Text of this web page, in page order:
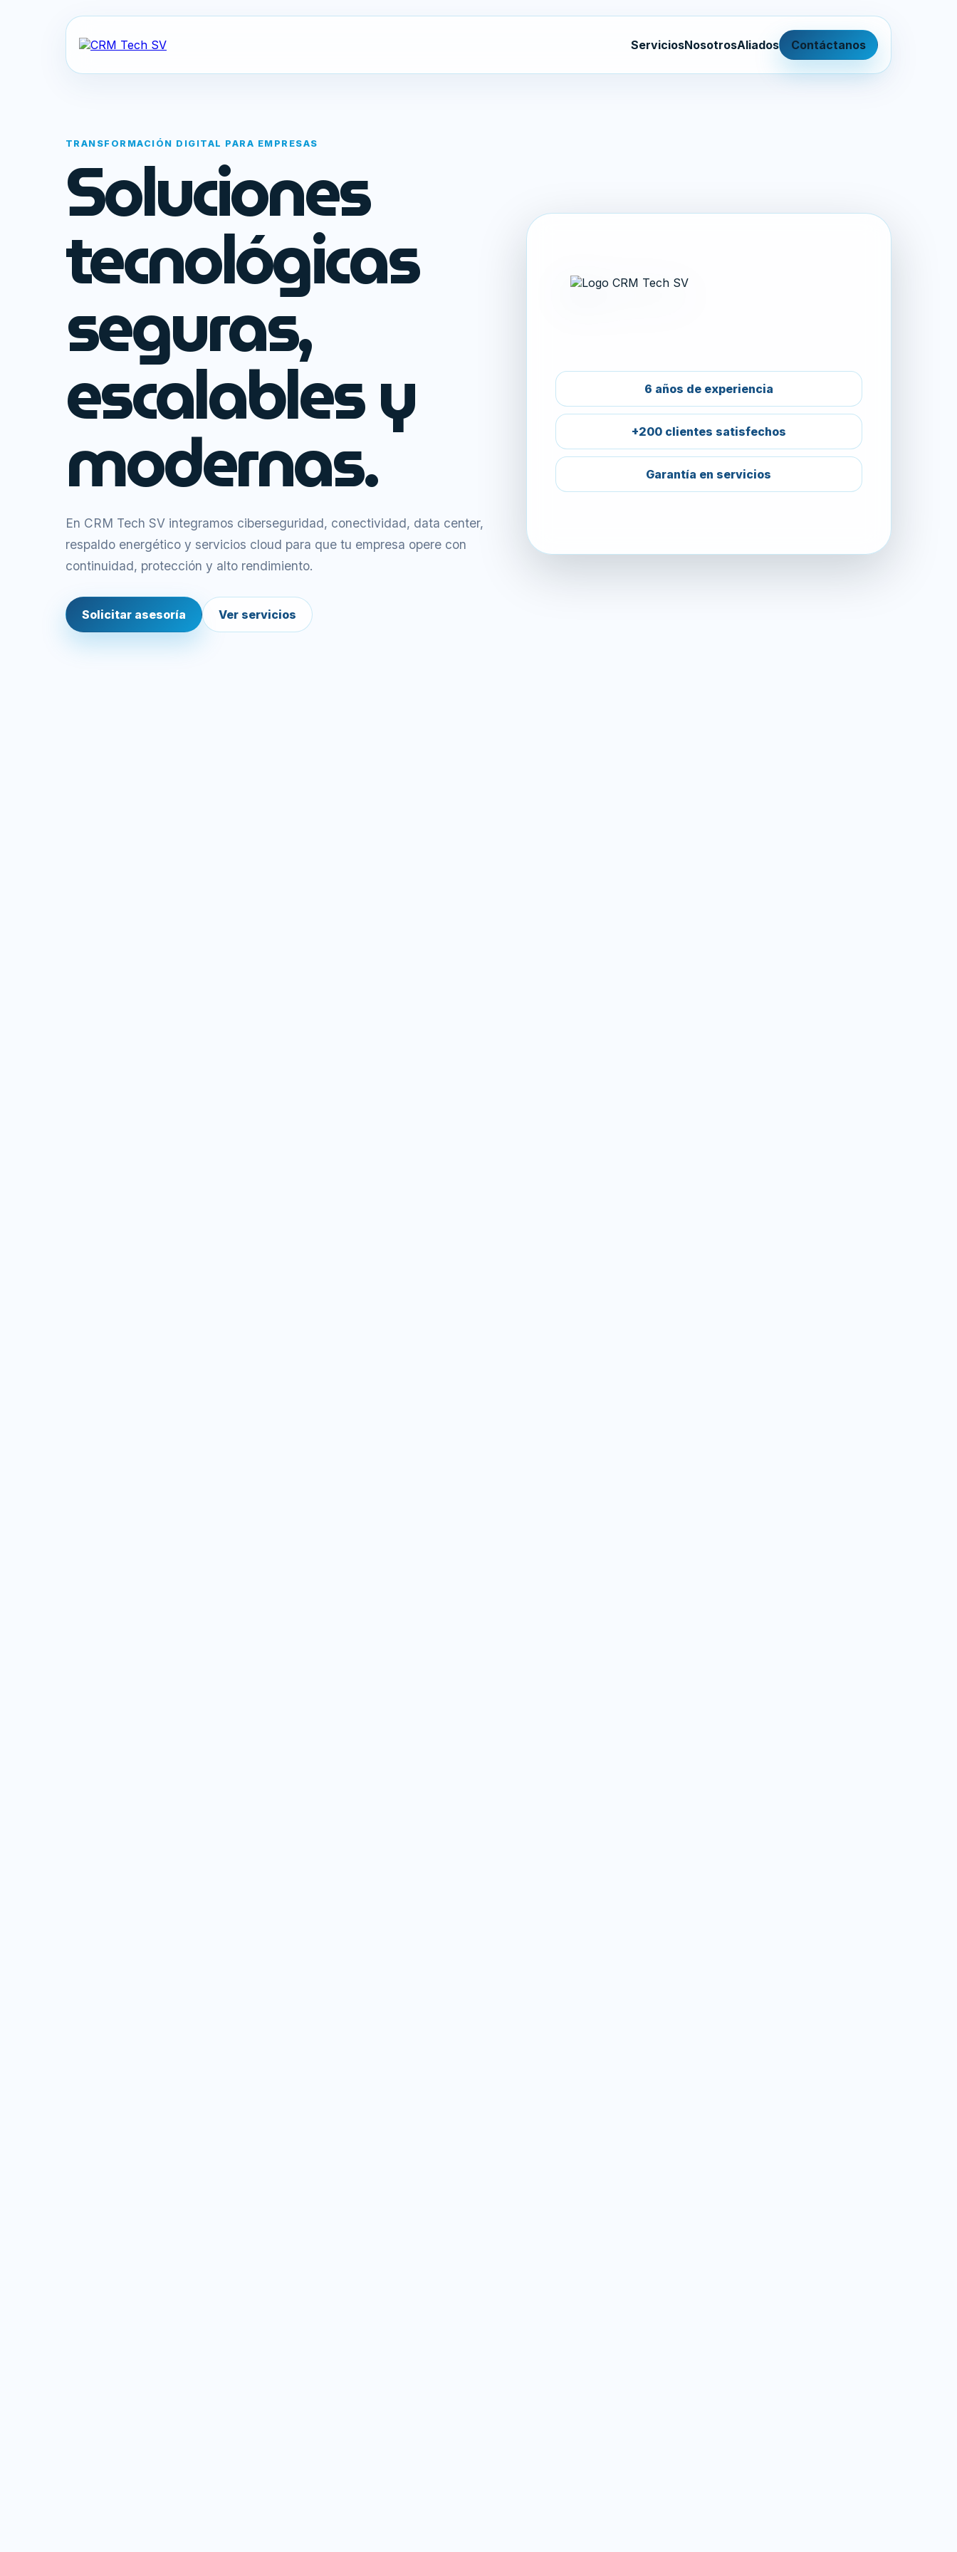
ServiciosNosotrosAliados Contáctanos
TRANSFORMACIÓN DIGITAL PARA EMPRESAS
Soluciones
tecnológicas
seguras,
escalables y
modernas.
En CRM Tech SV integramos ciberseguridad, conectividad, data center,
respaldo energético y servicios cloud para que tu empresa opere con
continuidad, protección y alto rendimiento.
Solicitar asesoría Ver servicios
6 años de experiencia
+200 clientes satisfechos
Garantía en servicios